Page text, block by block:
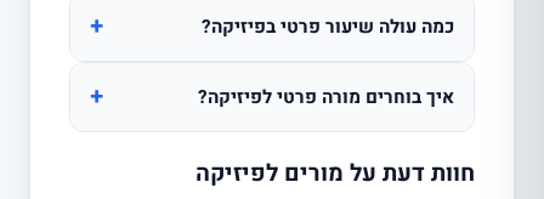
כמה עולה שיעור פרטי בפיזיקה? +
איך בוחרים מורה פרטי לפיזיקה? +
חוות דעת על מורים לפיזיקה